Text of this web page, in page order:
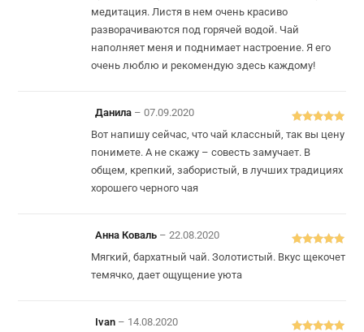
медитация. Листя в нем очень красиво
разворачиваются под горячей водой. Чай
наполняет меня и поднимает настроение. Я его
очень люблю и рекомендую здесь каждому!
Оцінено в5
Данила – 07.09.2020
Вот напишу сейчас, что чай классный, так вы цену
понимете. А не скажу – совесть замучает. В
общем, крепкий, забористый, в лучших традициях
хорошего черного чая
Оцінено в5
Анна Коваль – 22.08.2020
Мягкий, бархатный чай. Золотистый. Вкус щекочет
темячко, дает ощущение уюта
Ivan – 14.08.2020